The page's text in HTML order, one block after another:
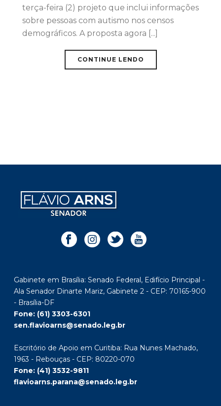
terça-feira (2) projeto que inclui informações
sobre pessoas com autismo nos censos
demográficos. A proposta agora [...]
CONTINUE LENDO
Gabinete em Brasília: Senado Federal, Edifício Principal -
Ala Senador Dinarte Mariz, Gabinete 2 - CEP: 70165-900
- Brasília-DF
Fone: (61) 3303-6301
sen.flavioarns@senado.leg.br
Escritório de Apoio em Curitiba: Rua Nunes Machado,
1963 - Rebouças - CEP: 80220-070
Fone: (41) 3532-9811
flavioarns.parana@senado.leg.br